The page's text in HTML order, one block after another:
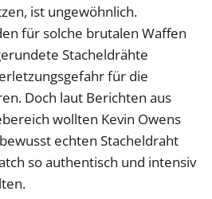
ist ungewöhnlich.
für solche brutalen Waffen
Stacheldrähte
für die
Doch laut Berichten aus
wollten Kevin Owens
echten Stacheldraht
so authentisch und intensiv